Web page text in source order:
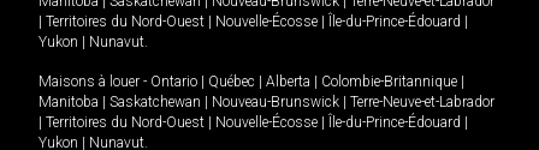
Territoires du Nord-Ouest Nouvelle-Écosse Île-du-Prince-Édouard
Yukon
Nunavut.
Maisons à louer - Ontario Québec Alberta Colombie-Britannique
Manitoba
Saskatchewan Nouveau-Brunswick
Terre-Neuve-et-Labrador
Territoires du Nord-Ouest Nouvelle-Écosse Île-du-Prince-Édouard
Yukon
Nunavut.